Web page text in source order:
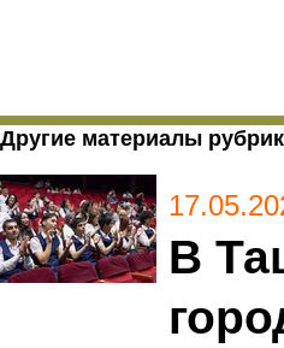
Другие материалы
В